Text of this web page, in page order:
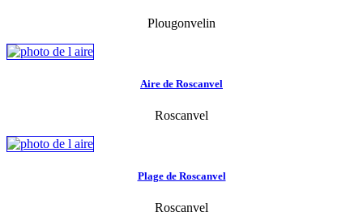
Plougonvelin
Aire de Roscanvel
Roscanvel
Plage de Roscanvel
Roscanvel